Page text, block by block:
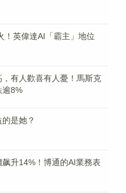
！英偉達AI「霸主」地位
，有人歡喜有人憂！馬斯克
逾8%
是她？
飙升14%！博通的AI業務表